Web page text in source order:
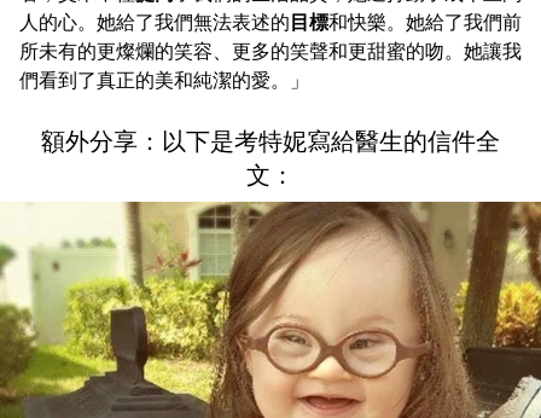
人的心。她給了我們無法表述的 目標和快樂。她給了我們前
所未有的更燦爛的笑容、更多的笑聲和更甜蜜的吻。她讓我
們看到了真正的美和純潔的愛。」
額外分享：以下是考特妮寫給醫生的信件全
文：